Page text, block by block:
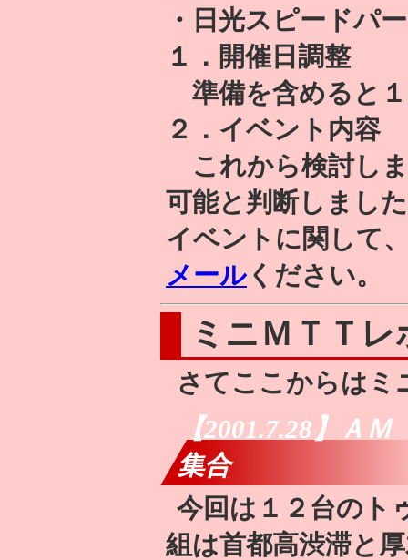
・日光スピードパ
１．開催日調整
準備を含めると
２．イベント内容
これから検討し
可能と判断しまし
イベントに関して
メールください。
ミニＭＴＴレ
さてここからはミ
【2001.7.28】Ａ
集合
今回は１２台のト
組は首都高渋滞と